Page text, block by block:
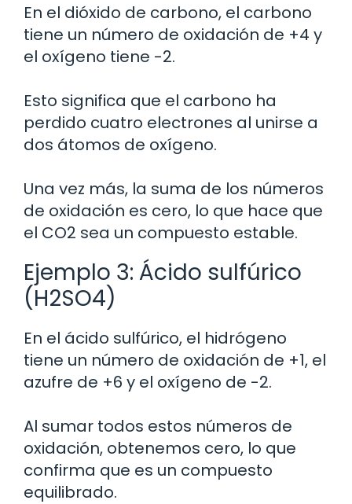
En el dióxido de carbono, el carbono
tiene un número de oxidación de +4 y
el oxígeno tiene -2.
Esto significa que el carbono ha
perdido cuatro electrones al unirse a
dos átomos de oxígeno.
Una vez más, la suma de los números
de oxidación es cero, lo que hace que
el CO2 sea un compuesto estable.
Ejemplo 3: Ácido sulfúrico
(H2SO4)
En el ácido sulfúrico, el hidrógeno
tiene un número de oxidación de +1, el
azufre de +6 y el oxígeno de -2.
Al sumar todos estos números de
oxidación, obtenemos cero, lo que
confirma que es un compuesto
equilibrado.